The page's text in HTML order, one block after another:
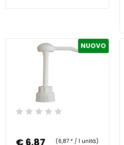
NUOVO
Beoordeling: 0/5
€ 6,87 (6,87 * / 1 unità)